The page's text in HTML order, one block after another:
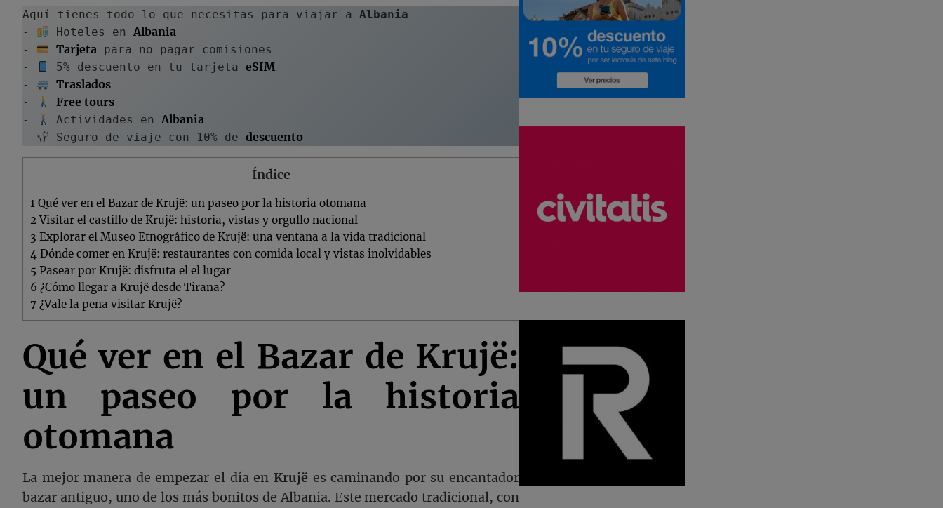
Aquí tienes todo lo que necesitas para viajar a Albania
-
Hoteles en Albania
- Tarjeta para no pagar comisiones
-
5% descuento en tu tarjeta eSIM
- Traslados
- Free tours
- Actividades en Albania
- Seguro de viaje con 10% de descuento
Índice
1 Qué ver en el Bazar de Krujë: un paseo por la historia otomana
2Visitar el castillo de Krujë: historia, vistas y orgullo nacional
3 Explorar el Museo Etnográfico de Krujë: una ventana a la vida tradicional
4 Dónde comer en Krujë: restaurantes con comida local y vistas inolvidables
5 Pasear por Krujë: disfruta el el lugar
6 ¿Cómo llegar a Krujë desde Tirana?
7 ¿Vale la pena visitar Krujë?
Qué ver en el Bazar de Krujë:
un paseo por la historia
otomana
La mejor manera de empezar el día en Krujë es caminando por su encantador
bazar antiguo, uno de los más bonitos de Albania. Este mercado tradicional, con